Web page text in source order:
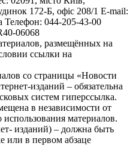
172-Б, офіс 208/1 E-mail:
Телефон: 044-205-43-00
06068
размещённых на
ссылки на
со страницы «Новости
изданий – обязательна
систем гиперссылка.
в независимости от
материалов.
изданий) – должна быть
или в первом абзаце